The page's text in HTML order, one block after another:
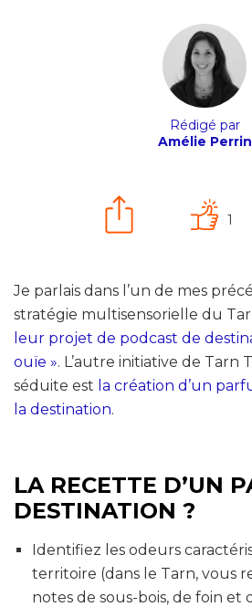
Rédigé par
Amélie Perrin
1
Je parlais dans l’un de mes
stratégie multisensorielle du
leur projet de podcast de
ouïe ». L’autre initiative de Tarn
séduite est la création d’un
la destination.
LA RECETTE D’UN
DESTINATION ?
Identifiez les odeurs
territoire (dans le Tarn, vous
notes de sous-bois, de foin et